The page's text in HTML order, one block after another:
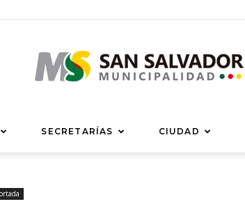
Municipalidad
SECRETARÍAS CIUDAD